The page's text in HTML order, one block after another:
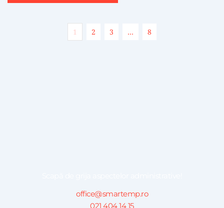
1 2 3 … 8
office@smartemp.ro
021 404 14 15